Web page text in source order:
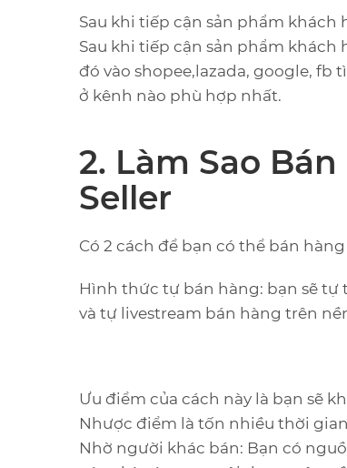
Sau khi tiếp cận sản phẩm
Sau khi tiếp cận sản phẩm khách
đó vào shopee,lazada, google, fb
ở kênh nào phù hợp nhất.
2. Làm Sao
Seller
Có 2 cách để bạn có thể bán
Hình thức tự bán hàng: bạn sẽ
và tự livestream bán hàng trên
Ưu điểm của cách này là bạn sẽ
Nhược điểm là tốn nhiều thời
Nhờ người khác bán: Bạn có